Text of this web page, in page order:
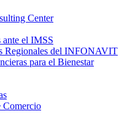
Center
ante el IMSS
Regionales del INFONAVIT
para el Bienestar
Comercio